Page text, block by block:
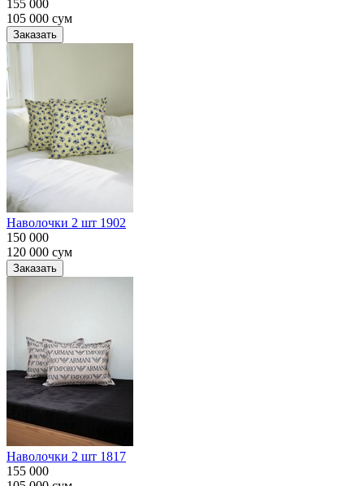
155 000
105 000 сум
Заказать
Наволочки 2 шт 1902
150 000
120 000 сум
Заказать
Наволочки 2 шт 1817
155 000